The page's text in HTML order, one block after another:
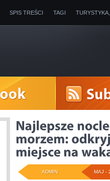
SPIS TREŚCI TAGI
MAJ -
ADMIN